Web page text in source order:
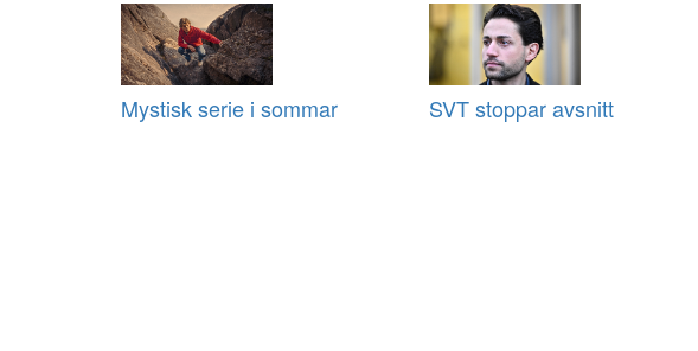
Mystisk serie i sommar SVT stoppar avsnitt